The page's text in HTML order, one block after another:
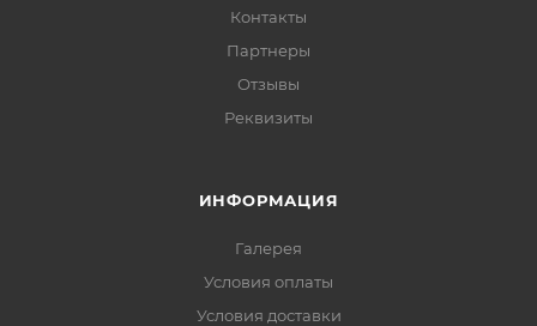
Контакты
Партнеры
Отзывы
Реквизиты
ИНФОРМАЦИЯ
Галерея
Условия оплаты
Условия доставки